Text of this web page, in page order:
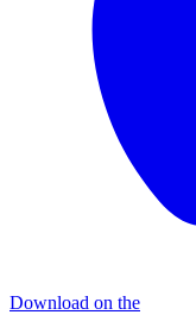
Download on the